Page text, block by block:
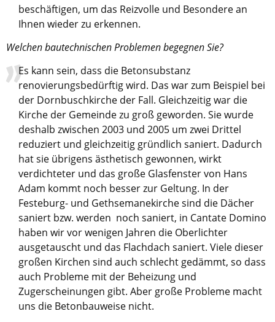
beschäftigen, um das Reizvolle und Besondere an
Ihnen wieder zu erkennen.
Welchen bautechnischen Problemen begegnen Sie?
Es kann sein, dass die Betonsubstanz
renovierungsbedürftig wird. Das war zum Beispiel bei
der Dornbuschkirche der Fall. Gleichzeitig war die
Kirche der Gemeinde zu groß geworden. Sie wurde
deshalb zwischen 2003 und 2005 um zwei Drittel
reduziert und gleichzeitig gründlich saniert. Dadurch
hat sie übrigens ästhetisch gewonnen, wirkt
verdichteter und das große Glasfenster von Hans
Adam kommt noch besser zur Geltung. In der
Festeburg- und Gethsemanekirche sind die Dächer
saniert bzw. werden noch saniert, in Cantate Domino
haben wir vor wenigen Jahren die Oberlichter
ausgetauscht und das Flachdach saniert. Viele dieser
großen Kirchen sind auch schlecht gedämmt, so dass
auch Probleme mit der Beheizung und
Zugerscheinungen gibt. Aber große Probleme macht
uns die Betonbauweise nicht.